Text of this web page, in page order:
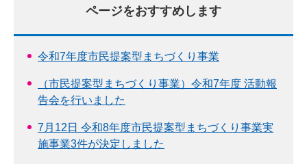
ページをおすすめします
令和7年度市民提案型まちづくり事業
（市民提案型まちづくり事業）令和7年度 活動報
告会を行いました
7月12日 令和8年度市民提案型まちづくり事業実
施事業3件が決定しました